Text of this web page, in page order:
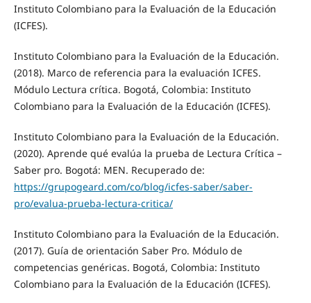
Instituto Colombiano para la Evaluación de la Educación
(ICFES).
Instituto Colombiano para la Evaluación de la Educación.
(2018). Marco de referencia para la evaluación ICFES.
Módulo Lectura crítica. Bogotá, Colombia: Instituto
Colombiano para la Evaluación de la Educación (ICFES).
Instituto Colombiano para la Evaluación de la Educación.
(2020). Aprende qué evalúa la prueba de Lectura Crítica –
Saber pro. Bogotá: MEN. Recuperado de:
https://grupogeard.com/co/blog/icfes-saber/saber-
pro/evalua-prueba-lectura-critica/
Instituto Colombiano para la Evaluación de la Educación.
(2017). Guía de orientación Saber Pro. Módulo de
competencias genéricas. Bogotá, Colombia: Instituto
Colombiano para la Evaluación de la Educación (ICFES).